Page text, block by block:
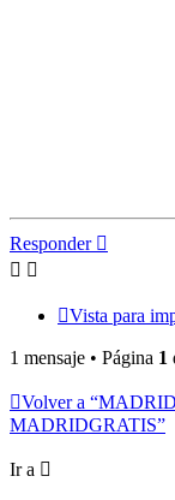
Responder
Vista para
1 mensaje • Página 1
Volver a
MADRIDGRATIS”
Ir a